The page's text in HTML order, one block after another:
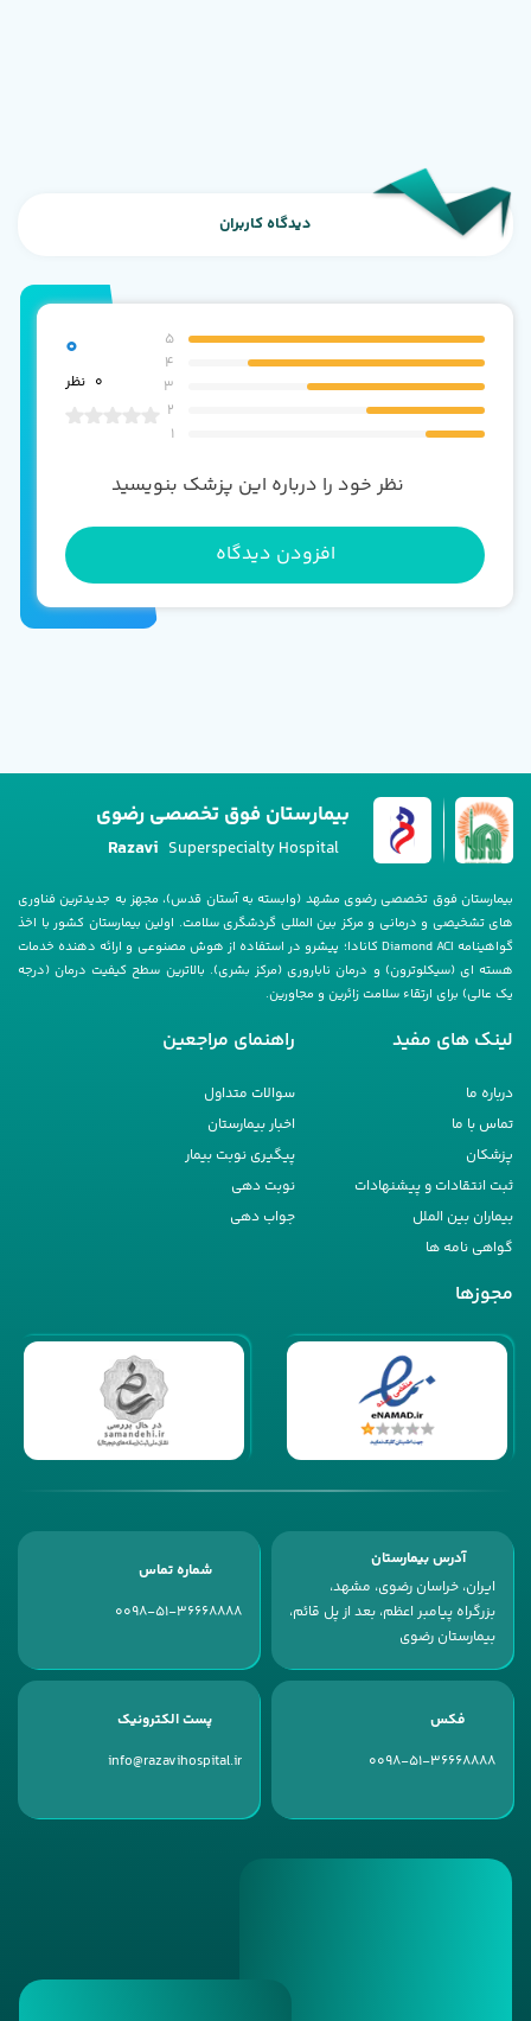
دیدگاه کاربران
5
4
3
2
1
0
0 نظر
نظر خود را درباره این پزشک بنویسید
افزودن دیدگاه
بیمارستان فوق تخصصی رضوی
Razavi Superspecialty Hospital
بیمارستان فوق تخصصی رضوی مشهد (وابسته به آستان قدس)، مجهز به جدیدترین فناوری
های تشخیصی و درمانی و مرکز بین المللی گردشگری سلامت. اولین بیمارستان کشور با اخذ
گواهینامه Diamond ACI کانادا؛ پیشرو در استفاده از هوش مصنوعی و ارائه دهنده خدمات
هسته ای (سیکلوترون) و درمان ناباروری (مرکز بشری). بالاترین سطح کیفیت درمان (درجه
یک عالی) برای ارتقاء سلامت زائرین و مجاورین.
لینک های مفید
درباره ما
تماس با ما
پزشکان
ثبت انتقادات و پیشنهادات
بیماران بین الملل
گواهی نامه ها
راهنمای مراجعین
سوالات متداول
اخبار بیمارستان
پیگیری نوبت بیمار
نوبت دهی
جواب دهی
مجوزها
آدرس بیمارستان
ایران، خراسان رضوی، مشهد،
بزرگراه پیامبر اعظم، بعد از پل قائم،
بیمارستان رضوی
شماره تماس
0098-51-36668888
فکس
0098-51-36668888
پست الکترونیک
info@razavihospital.ir